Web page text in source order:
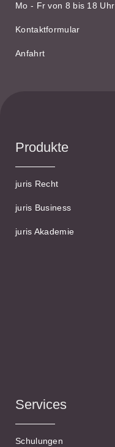
Mo - Fr von 8 bis 18 Uhr
Kontaktformular
Anfahrt
Produkte
juris Recht
juris Business
juris Akademie
Services
Schulungen